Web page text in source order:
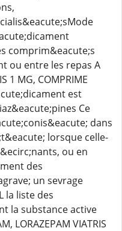
comprim&eacute;s
ou entre les repas A
1 MG, COMPRIME
est
Ce
dans
lorsque celle-
ou en
des
un sevrage
la liste des
la substance active
LORAZEPAM VIATRIS